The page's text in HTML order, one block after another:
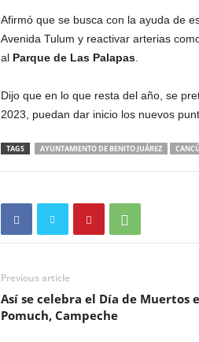
Afirmó que se busca con la ayuda de
Avenida Tulum y reactivar arterias
al Parque de Las Palapas.
Dijo que en lo que resta del año, se
2023, puedan dar inicio los nuevos
TAGS AYUNTAMIENTO DE BENITO JUÁREZ
Previous article
Así se celebra el Día de Muertos
Pomuch, Campeche